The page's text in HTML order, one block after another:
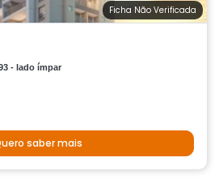
Ficha Não Verificada
- lado ímpar
saber mais